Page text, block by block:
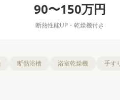
90〜150万円
断熱性能UP・乾燥機付き
断熱浴槽 浴室乾燥機 手す